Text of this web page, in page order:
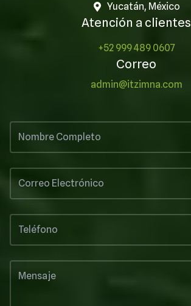
Yucatán, México
Atención a clientes
+52 999 489 0607
Correo
admin@itzimna.com